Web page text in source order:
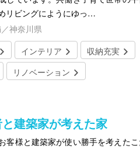
リビングにようにゆっ…
神奈川県
インテリア
収納充実
リノベーション
建築家が考えた家
客様と建築家が使い勝手を考えた